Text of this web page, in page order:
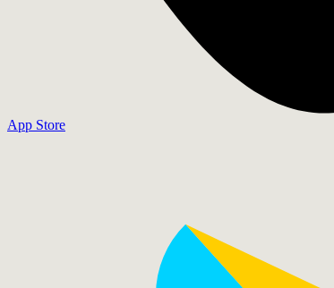
App Store